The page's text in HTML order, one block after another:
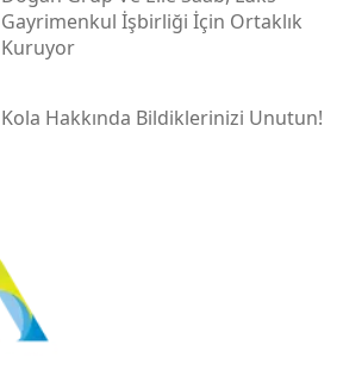
Gayrimenkul İşbirliği İçin Ortaklık
Kuruyor
Kola Hakkında Bildiklerinizi Unutun!